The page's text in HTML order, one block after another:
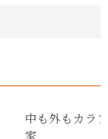
中も外もカラ